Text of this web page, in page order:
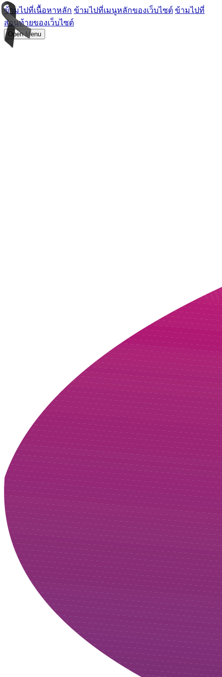
ข้ามไปที่เนื้อหาหลัก ข้ามไปที่เมนูหลักของเว็บไซต์ ข้ามไปที่
ส่วนท้ายของเว็บไซต์
Open Menu